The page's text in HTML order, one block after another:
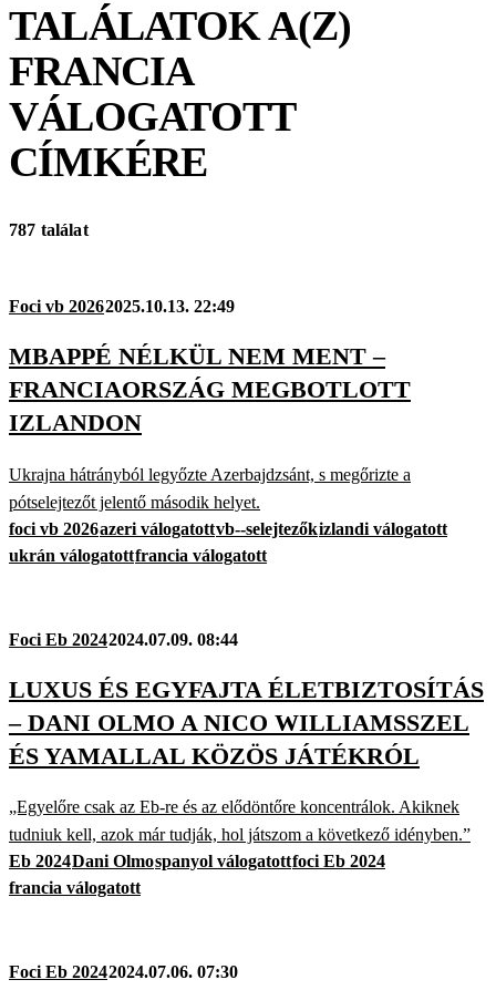
TALÁLATOK A(Z)
FRANCIA
VÁLOGATOTT
CÍMKÉRE
787 találat
Foci vb 20262025.10.13. 22:49
MBAPPÉ NÉLKÜL NEM MENT –
FRANCIAORSZÁG MEGBOTLOTT
IZLANDON
Ukrajna hátrányból legyőzte Azerbajdzsánt, s megőrizte a
pótselejtezőt jelentő második helyet.
foci vb 2026azeri válogatottvb--selejtezőkizlandi válogatott
ukrán válogatottfrancia válogatott
Foci Eb 20242024.07.09. 08:44
LUXUS ÉS EGYFAJTA ÉLETBIZTOSÍTÁS
– DANI OLMO A NICO WILLIAMSSZEL
ÉS YAMALLAL KÖZÖS JÁTÉKRÓL
„Egyelőre csak az Eb-re és az elődöntőre koncentrálok. Akiknek
tudniuk kell, azok már tudják, hol játszom a következő idényben.”
Eb 2024Dani Olmospanyol válogatottfoci Eb 2024
francia válogatott
Foci Eb 20242024.07.06. 07:30